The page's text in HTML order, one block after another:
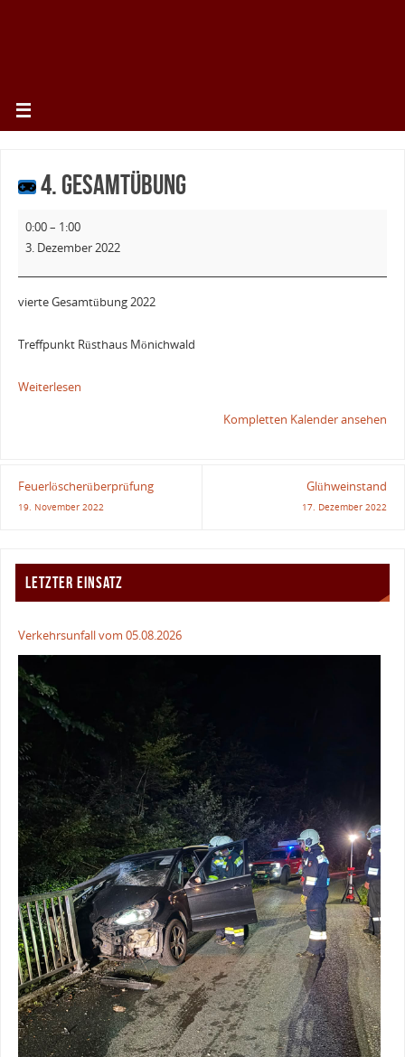
4. Gesamtübung
0:00– 1:00
3. Dezember 2022
vierte Gesamtübung 2022
Treffpunkt Rüsthaus Mönichwald
Weiterlesen
Kompletten Kalender ansehen
Feuerlöscherüberprüfung
19. November 2022
Glühweinstand
17. Dezember 2022
LETZTER EINSATZ
Verkehrsunfall vom 05.08.2026